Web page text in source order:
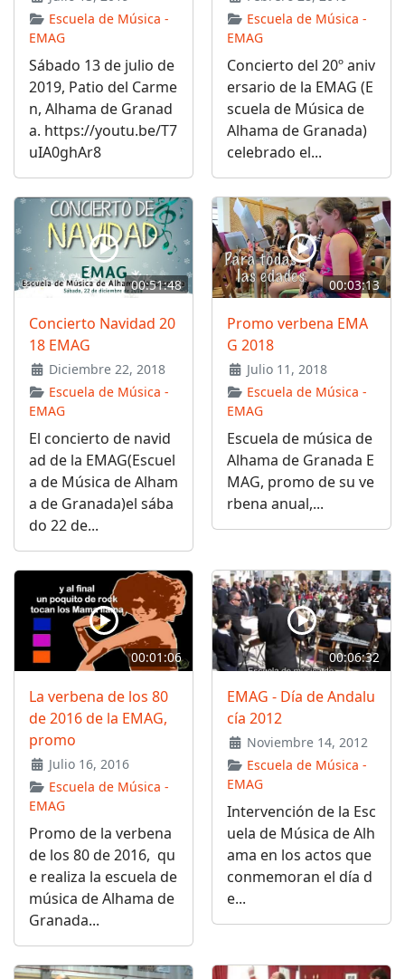
Escuela de Música -
EMAG
Sábado 13 de julio de
2019, Patio del Carme
n, Alhama de Granad
a. https://youtu.be/T7
uIA0ghAr8
Escuela de Música -
EMAG
Concierto del 20º aniv
ersario de la EMAG (E
scuela de Música de
Alhama de Granada)
celebrado el...
00:51:48
Concierto Navidad 20
18 EMAG
Diciembre 22, 2018
Escuela de Música -
EMAG
El concierto de navid
ad de la EMAG(Escuel
a de Música de Alham
a de Granada)el sába
do 22 de...
00:03:13
Promo verbena EMA
G 2018
Julio 11, 2018
Escuela de Música -
EMAG
Escuela de música de
Alhama de Granada E
MAG, promo de su ve
rbena anual,...
00:01:06
La verbena de los 80
de 2016 de la EMAG,
promo
Julio 16, 2016
Escuela de Música -
EMAG
Promo de la verbena
de los 80 de 2016, qu
e realiza la escuela de
música de Alhama de
Granada...
00:06:32
EMAG - Día de Andalu
cía 2012
Noviembre 14, 2012
Escuela de Música -
EMAG
Intervención de la Esc
uela de Música de Alh
ama en los actos que
conmemoran el día d
e...